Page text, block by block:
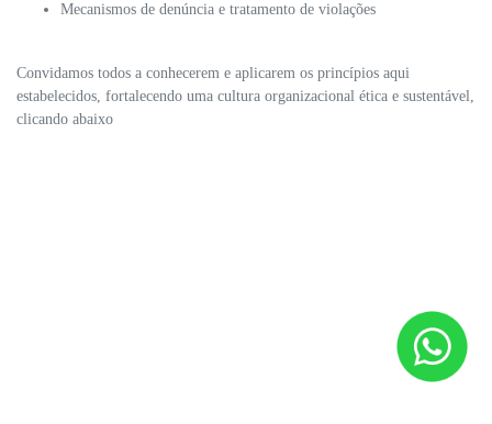
Mecanismos de denúncia e tratamento de violações
Convidamos todos a conhecerem e aplicarem os princípios aqui
estabelecidos, fortalecendo uma cultura organizacional ética e sustentável,
clicando abaixo